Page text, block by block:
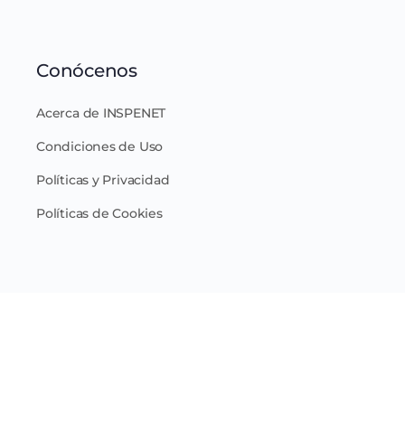
Conócenos
Acerca de INSPENET
Condiciones de Uso
Políticas y Privacidad
Políticas de Cookies